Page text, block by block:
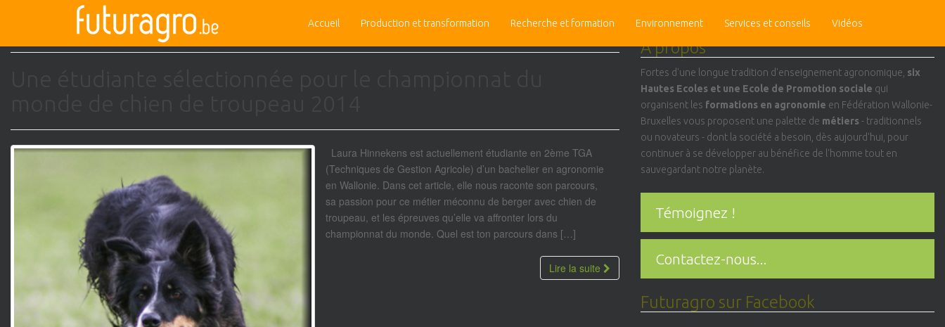
Accueil Production et transformation Recherche et formation Environnement Services et conseils Vidéos
activité
Laura Hinnekens est actuellement étudiante en 2ème TGA
(Techniques de Gestion Agricole) d’un bachelier en agronomie
en Wallonie. Dans cet article, elle nous raconte son parcours,
sa passion pour ce métier méconnu de berger avec chien de
troupeau, et les épreuves qu’elle va affronter lors du
championnat du monde. Quel est ton parcours dans […]
Lire la suite
for:
A propos
Fortes d'une longue tradition d'enseignement agronomique, six
Hautes Ecoles et une Ecole de Promotion sociale qui
organisent les formations en agronomie en Fédération Wallonie-
Bruxelles vous proposent une palette de métiers- traditionnels
ou novateurs - dont la société a besoin, dès aujourd'hui, pour
continuer à se développer au bénéfice de l'homme tout en
sauvegardant notre planète.
Témoignez !
Contactez-nous...
Futuragro sur Facebook